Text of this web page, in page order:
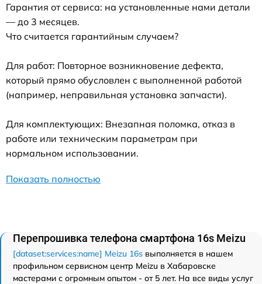
Гарантия от сервиса: на установленные нами детали
— до 3 месяцев.
Что считается гарантийным случаем?
Для работ: Повторное возникновение дефекта,
который прямо обусловлен с выполненной работой
(например, неправильная установка запчасти).
Для комплектующих: Внезапная поломка, отказ в
работе или техническим параметрам при
нормальном использовании.
Показать полностью
Перепрошивка телефона смартфона 16s Meizu
[dataset:services:name] Meizu 16s выполняется в нашем
профильном сервисном центр Meizu в Хабаровске
мастерами с огромным опытом - от 5 лет. На все виды услуг